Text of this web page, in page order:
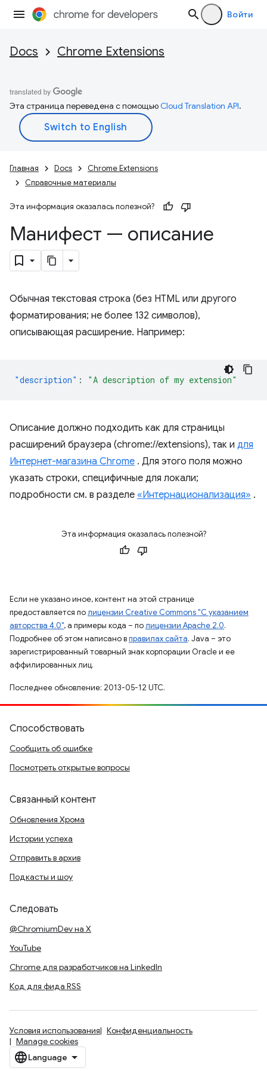
Войти
Docs Chrome Extensions
Эта страница переведена с помощьюCloud Translation API.
Главная Docs
Chrome Extensions
Справочные материалы
Эта информация оказалась полезной?
Манифест — описание
Обычная текстовая строка (без HTML или другого
форматирования; не более 132 символов),
описывающая расширение. Например:
"description" : "A description of my extension"
Описание должно подходить как для страницы
расширений браузера (chrome://extensions), так и для
Интернет-магазина Chrome . Для этого поля можно
указать строки, специфичные для локали;
подробности см. в разделе «Интернационализация» .
Эта информация оказалась полезной?
Если не указано иное, контент на этой странице
предоставляется полицензии Creative Commons "С указанием
авторства 4.0", а примеры кода – полицензии Apache 2.0.
Подробнее об этом написано вправилах сайта. Java – это
зарегистрированный товарный знак корпорации Oracle и ее
аффилированных лиц.
Последнее обновление: 2013-05-12 UTC.
Способствовать
Сообщить об ошибке
Посмотреть открытые вопросы
Связанный контент
Обновления Хрома
Истории успеха
Отправить в архив
Подкасты и шоу
Следовать
@ChromiumDev на X
YouTube
Chrome для разработчиков на LinkedIn
Код для фида RSS
Условия использования
Конфиденциальность
Manage cookies